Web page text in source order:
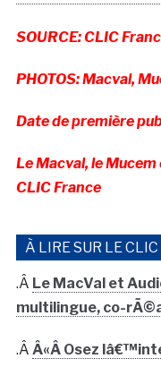
SOURCE: CLIC
PHOTOS: Macval,
Date de première
Le Macval, le
CLIC France
À LIRE SUR LE CLIC
.Â Le MacVal et
multilingue, co-
.Â Â«Â Osez